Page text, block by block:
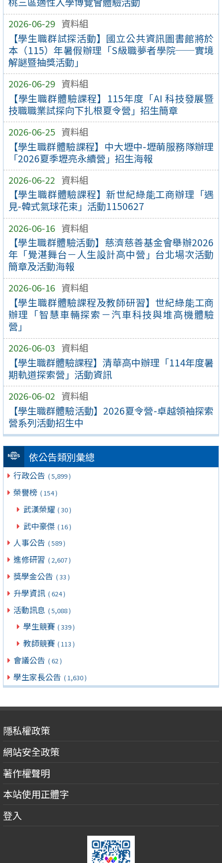
2026-06-29 資料組
【學生職群試探活動】國立公共資訊圖書館將於
本（115）年暑假辦理「S級職夢者學院──實境
解謎暨抽獎活動」
2026-06-29 資料組
【學生職群體驗課程】115年度「AI 科技發展暨
技職職業試探向下扎根夏令營」招生簡章
2026-06-25 資料組
【學生職群體驗課程】中大壢中-壢萌服務隊辦理
「2026夏季壢亮永續營」招生海報
2026-06-22 資料組
【學生職群體驗課程】新世紀綠能工商辦理「遇
見-韓式氣球花束」活動1150627
2026-06-16 資料組
【學生職群體驗活動】慈濟慈善基金會舉辦2026
年「覺湛舞台－人生設計高中營」台北場次活動
簡章及活動海報
2026-06-16 資料組
【學生職群體驗課程及教師研習】世紀綠能工商
辦理「智慧車輛探索－汽車科技與堆高機體驗
營」
2026-06-03 資料組
【學生職群體驗課程】清華高中辦理「114年度暑
期軌道探索營」活動資訊
2026-06-02 資料組
【學生職群體驗活動】2026夏令營-卓越領袖探索
營系列活動招生中
依公告類別彙總
行政公告 ( 5,899 )
榮譽榜 ( 154 )
武漢榮耀 ( 30 )
武中豪傑 ( 16 )
人事公告 ( 589 )
進修研習 ( 2,607 )
獎學金公告 ( 33 )
升學資訊 ( 624 )
活動訊息 ( 5,088 )
學生競賽 ( 339 )
教師競賽 ( 113 )
會議公告 ( 62 )
學生家長公告 ( 1,630 )
隱私權政策
網站安全政策
著作權聲明
本站使用正體字
登入